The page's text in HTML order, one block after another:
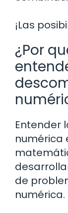
¡Las
¿Por
Entender
numérica
de
numérica.